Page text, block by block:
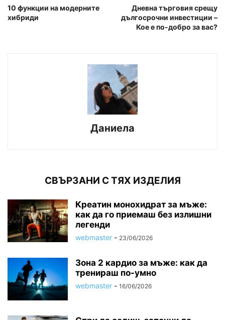
10 функции на модерните
хибриди
Дневна търговия срещу
дългосрочни инвестиции –
Кое е по-добро за вас?
Даниела
СВЪРЗАНИ С ТЯХ ИЗДЕЛИЯ
Креатин монохидрат за мъже:
как да го приемаш без излишни
легенди
webmaster - 23/06/2026
Зона 2 кардио за мъже: как да
тренираш по-умно
webmaster - 16/06/2026